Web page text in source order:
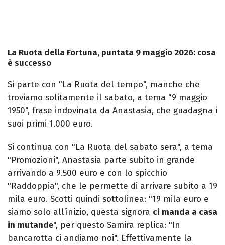
La Ruota della Fortuna, puntata 9 maggio 2026: cosa
è successo
Si parte con "La Ruota del tempo", manche che
troviamo solitamente il sabato, a tema "9 maggio
1950", frase indovinata da Anastasia, che guadagna i
suoi primi 1.000 euro.
Si continua con "La Ruota del sabato sera", a tema
"Promozioni", Anastasia parte subito in grande
arrivando a 9.500 euro e con lo spicchio
"Raddoppia", che le permette di arrivare subito a 19
mila euro. Scotti quindi sottolinea: "19 mila euro e
siamo solo all’inizio, questa signora ci manda a casa
in mutande", per questo Samira replica: "In
bancarotta ci andiamo noi". Effettivamente la